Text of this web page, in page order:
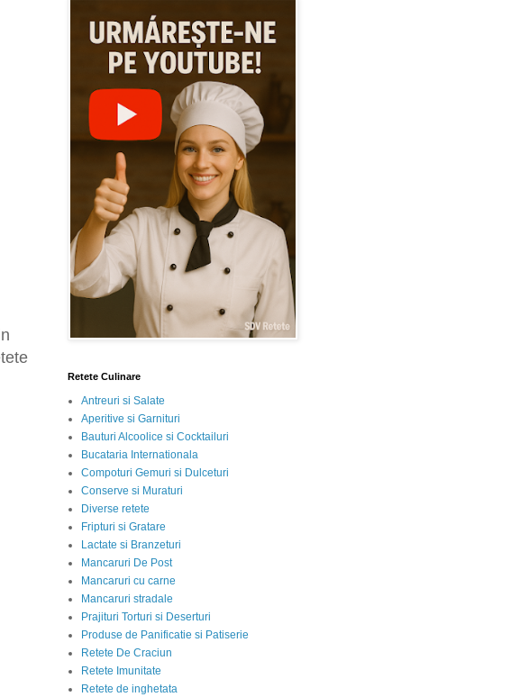
Retete Culinare
Antreuri si Salate
Aperitive si Garnituri
Bauturi Alcoolice si Cocktailuri
Bucataria Internationala
Compoturi Gemuri si Dulceturi
Conserve si Muraturi
Diverse retete
Fripturi si Gratare
Lactate si Branzeturi
Mancaruri De Post
Mancaruri cu carne
Mancaruri stradale
Prajituri Torturi si Deserturi
Produse de Panificatie si Patiserie
Retete De Craciun
Retete Imunitate
Retete de inghetata